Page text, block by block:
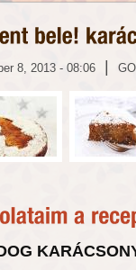
8, 2013 - 08:06 |